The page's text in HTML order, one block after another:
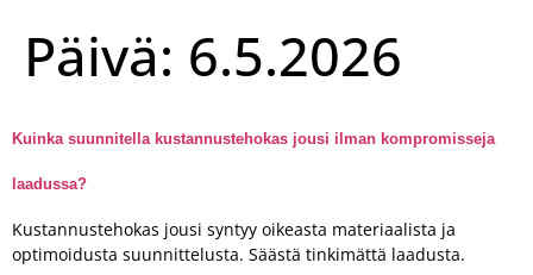
Päivä: 6.5.2026
Kuinka suunnitella kustannustehokas jousi ilman kompromisseja
laadussa?
Kustannustehokas jousi syntyy oikeasta materiaalista ja
optimoidusta suunnittelusta. Säästä tinkimättä laadusta.